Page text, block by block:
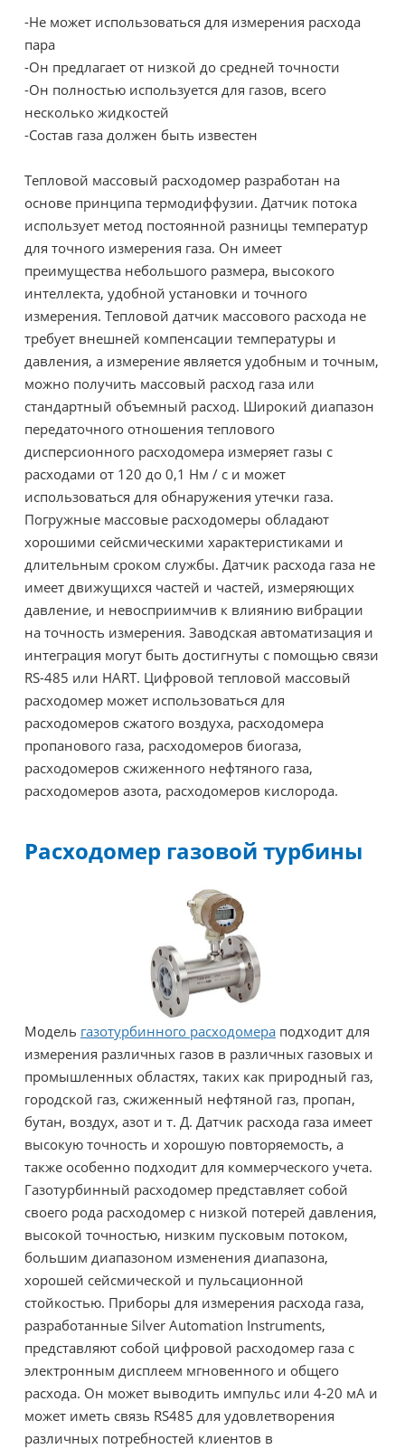
-Не может использоваться для измерения расхода
пара
-Он предлагает от низкой до средней точности
-Он полностью используется для газов, всего
несколько жидкостей
-Состав газа должен быть известен
Тепловой массовый расходомер разработан на
основе принципа термодиффузии. Датчик потока
использует метод постоянной разницы температур
для точного измерения газа. Он имеет
преимущества небольшого размера, высокого
интеллекта, удобной установки и точного
измерения. Тепловой датчик массового расхода не
требует внешней компенсации температуры и
давления, а измерение является удобным и точным,
можно получить массовый расход газа или
стандартный объемный расход. Широкий диапазон
передаточного отношения теплового
дисперсионного расходомера измеряет газы с
расходами от 120 до 0,1 Нм / с и может
использоваться для обнаружения утечки газа.
Погружные массовые расходомеры обладают
хорошими сейсмическими характеристиками и
длительным сроком службы. Датчик расхода газа не
имеет движущихся частей и частей, измеряющих
давление, и невосприимчив к влиянию вибрации
на точность измерения. Заводская автоматизация и
интеграция могут быть достигнуты с помощью связи
RS-485 или HART. Цифровой тепловой массовый
расходомер может использоваться для
расходомеров сжатого воздуха, расходомера
пропанового газа, расходомеров биогаза,
расходомеров сжиженного нефтяного газа,
расходомеров азота, расходомеров кислорода.
Расходомер газовой турбины
Модель газотурбинного расходомера подходит для
измерения различных газов в различных газовых и
промышленных областях, таких как природный газ,
городской газ, сжиженный нефтяной газ, пропан,
бутан, воздух, азот и т. Д. Датчик расхода газа имеет
высокую точность и хорошую повторяемость, а
также особенно подходит для коммерческого учета.
Газотурбинный расходомер представляет собой
своего рода расходомер с низкой потерей давления,
высокой точностью, низким пусковым потоком,
большим диапазоном изменения диапазона,
хорошей сейсмической и пульсационной
стойкостью. Приборы для измерения расхода газа,
разработанные Silver Automation Instruments,
представляют собой цифровой расходомер газа с
электронным дисплеем мгновенного и общего
расхода. Он может выводить импульс или 4-20 мА и
может иметь связь RS485 для удовлетворения
различных потребностей клиентов в